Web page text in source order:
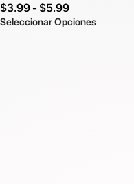
$3.99 - $5.99
Seleccionar Opciones